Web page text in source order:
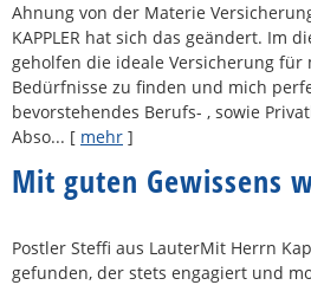
Ahnung von der Materie
KAPPLER hat sich das geändert. Im
geholfen die ideale Versicherung für
Bedürfnisse zu finden und mich
bevorstehendes Berufs- , sowie
Abso... [ mehr ]
Mit guten Gewissens
Postler Steffi aus LauterMit Herrn
gefunden, der stets engagiert und